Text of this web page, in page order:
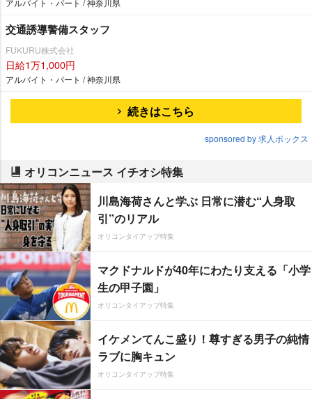
アルバイト・パート / 神奈川県
交通誘導警備スタッフ
FUKURU株式会社
日給1万1,000円
アルバイト・パート / 神奈川県
続きはこちら
sponsored by 求人ボックス
オリコンニュース イチオシ特集
川島海荷さんと学ぶ 日常に潜む“人身取
引”のリアル
オリコンタイアップ特集
マクドナルドが40年にわたり支える「小学
生の甲子園」
オリコンタイアップ特集
イケメンてんこ盛り！尊すぎる男子の純情
ラブに胸キュン
オリコンタイアップ特集